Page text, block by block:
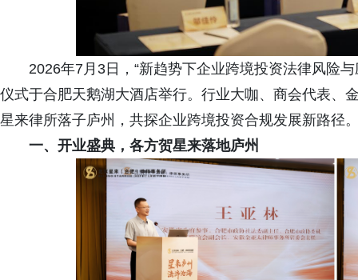
2026年7月3日，“新趋势下企业跨境投资法律风险
仪式于合肥天鹅湖大酒店举行。行业大咖、商会代表、
星来律所落子庐州，共探企业跨境投资合规发展新路径
一、开业盛典，各方贺星来落地庐州